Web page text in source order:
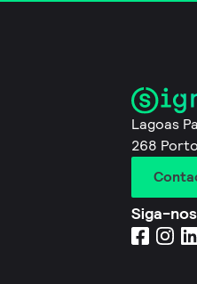
Lagoas
268
Siga-nos